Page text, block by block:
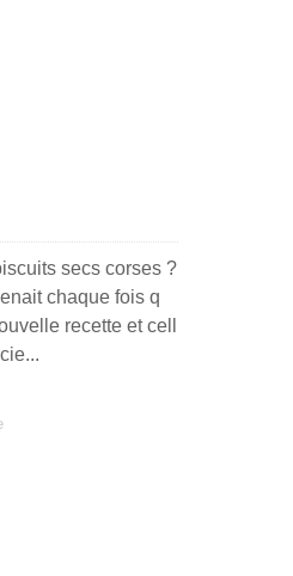
secs corses ?
chaque fois q
recette et cell